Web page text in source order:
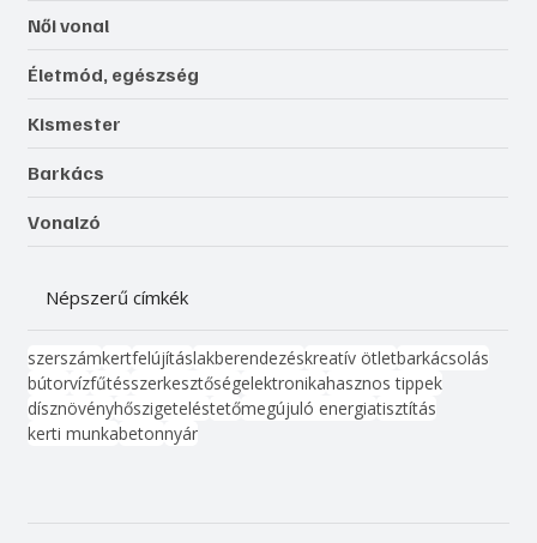
Női vonal
Életmód, egészség
Kismester
Barkács
Vonalzó
Népszerű címkék
szerszámkertfelújításlakberendezéskreatív ötletbarkácsolás
bútorvízfűtésszerkesztőségelektronikahasznos tippek
dísznövényhőszigeteléstetőmegújuló energiatisztítás
kerti munkabetonnyár